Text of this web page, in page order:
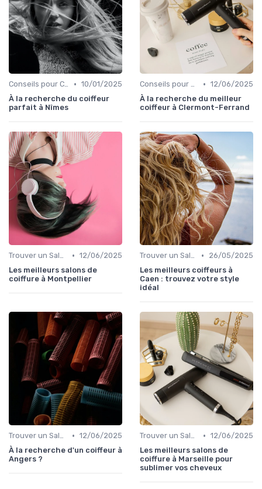
Conseils pour Choisir son Coiffeur • 10/01/2025
À la recherche du coiffeur
parfait à Nîmes
Conseils pour Choisir son Coiffeur • 12/06/2025
À la recherche du meilleur
coiffeur à Clermont-Ferrand
Trouver un Salon • 12/06/2025
Les meilleurs salons de
coiffure à Montpellier
Trouver un Salon •
26/05/2025
Les meilleurs coiffeurs à
Caen : trouvez votre style
idéal
Trouver un Salon • 12/06/2025
À la recherche d'un coiffeur à
Angers ?
Trouver un Salon • 12/06/2025
Les meilleurs salons de
coiffure à Marseille pour
sublimer vos cheveux